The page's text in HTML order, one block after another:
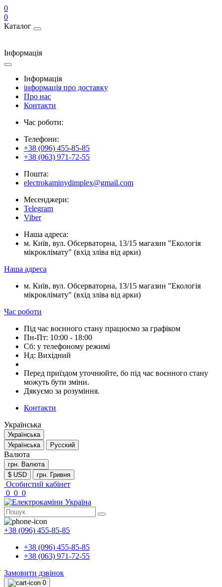
0
0
Каталог
Інформація
Інформація
інформація про доставку
Про нас
Контакти
Час роботи:
Телефони:
+38 (096) 455-85-85
+38 (063) 971-72-55
Пошта:
electrokaminydimplex@gmail.com
Месенджери:
Telegram
Viber
Наша адреса:
м. Київ, вул. Обсерваторна, 13/15 магазин "Екологія
мікроклімату" (вхід зліва від арки)
Наша адреса
м. Київ, вул. Обсерваторна, 13/15 магазин "Екологія
мікроклімату" (вхід зліва від арки)
Час роботи
Під час воєнного стану працюємо за графіком
Пн-Пт: 10:00 - 18:00
Сб: у телефоному режимі
Нд: Вихідний
Перед приїздом уточнюйте, бо під час воєнного стану
можуть бути зміни.
Дякуємо за розуміння.
Контакти
Українська
Українська
Українська
Русский
Валюта
грн. Валюта
$ USD
грн. Гривня
Особистий кабінет
0 0 0
+38 (096) 455-85-85
+38 (096) 455-85-85
+38 (063) 971-72-55
Замовити дзвінок
0